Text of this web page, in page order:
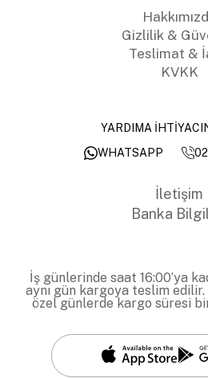
Gizlilik &
Teslimat &
KVKK
YARDIMA
WHATSAPP
İletişim
Banka
İş günlerinde saat 16:00’ya
aynı gün kargoya teslim
özel günlerde kargo süresi